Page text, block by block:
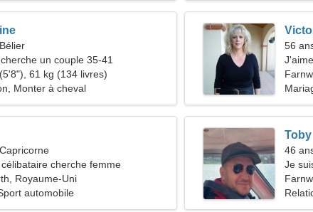
un couple 35-41
61 kg (134 livres)
Monter à cheval
56
cherche femme
Royaume-Uni
automobile
Toby
46
Je